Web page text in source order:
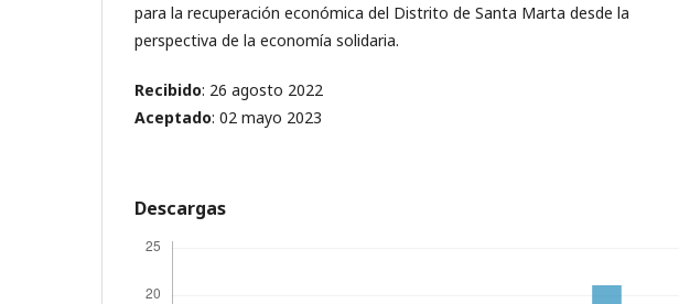
para la recuperación económica del Distrito de Santa Marta desde la
perspectiva de la economía solidaria.
Recibido: 26 agosto 2022
Aceptado: 02 mayo 2023
Descargas